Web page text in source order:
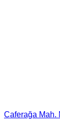
Caferağa Mah.